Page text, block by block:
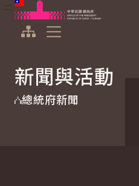
跳到主要內容
中華民國總統府
新聞與活動
總統府新聞